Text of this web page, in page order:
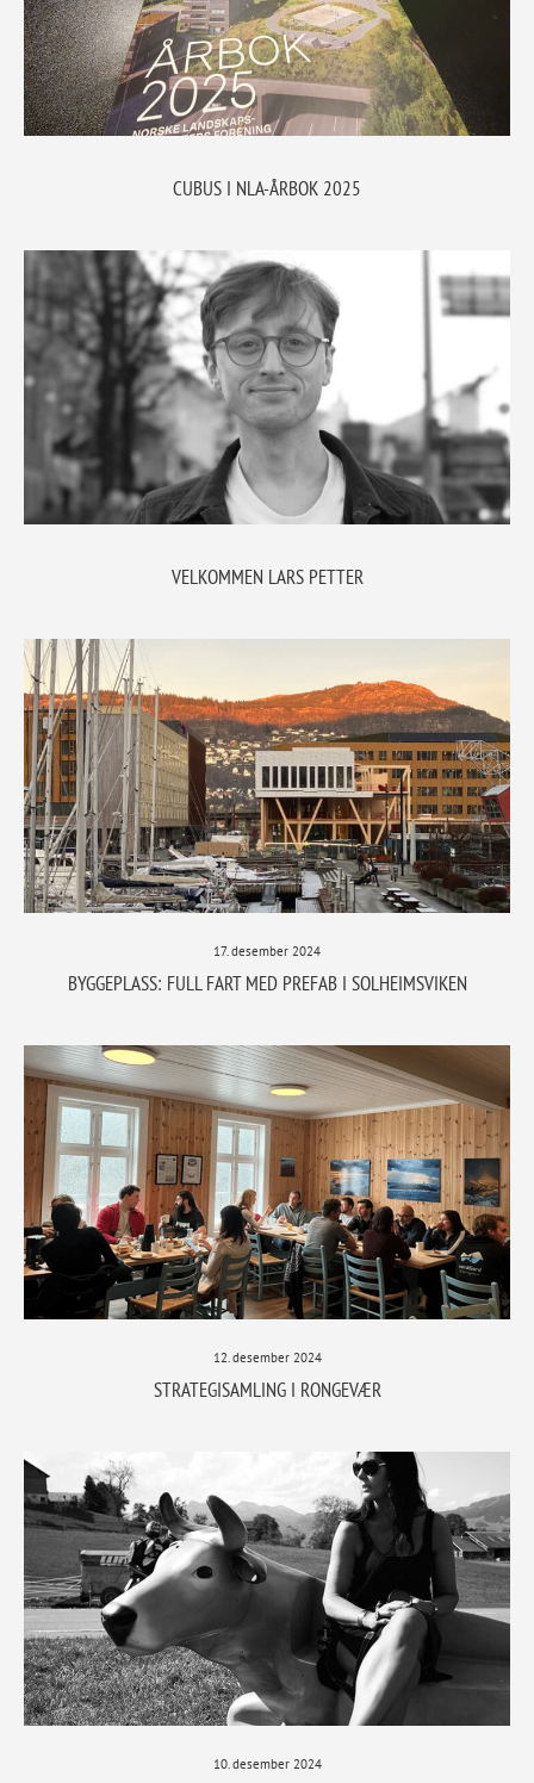
CUBUS I NLA-ÅRBOK 2025
VELKOMMEN LARS PETTER
17. desember 2024
BYGGEPLASS: FULL FART MED PREFAB I SOLHEIMSVIKEN
12. desember 2024
STRATEGISAMLING I RONGEVÆR
10. desember 2024